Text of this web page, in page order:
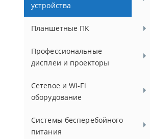
устройства
Планшетные ПК
Профессиональные
дисплеи и проекторы
Сетевое и Wi-Fi
оборудование
Системы бесперебойного
питания